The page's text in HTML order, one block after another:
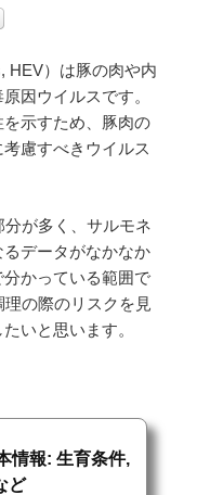
HEV）は豚の肉や内
因ウイルスです。
示すため、豚肉の
慮すべきウイルス
が多く、サルモネ
データがなかなか
かっている範囲で
の際のリスクを見
いと思います。
情報: 生育条件,
ど